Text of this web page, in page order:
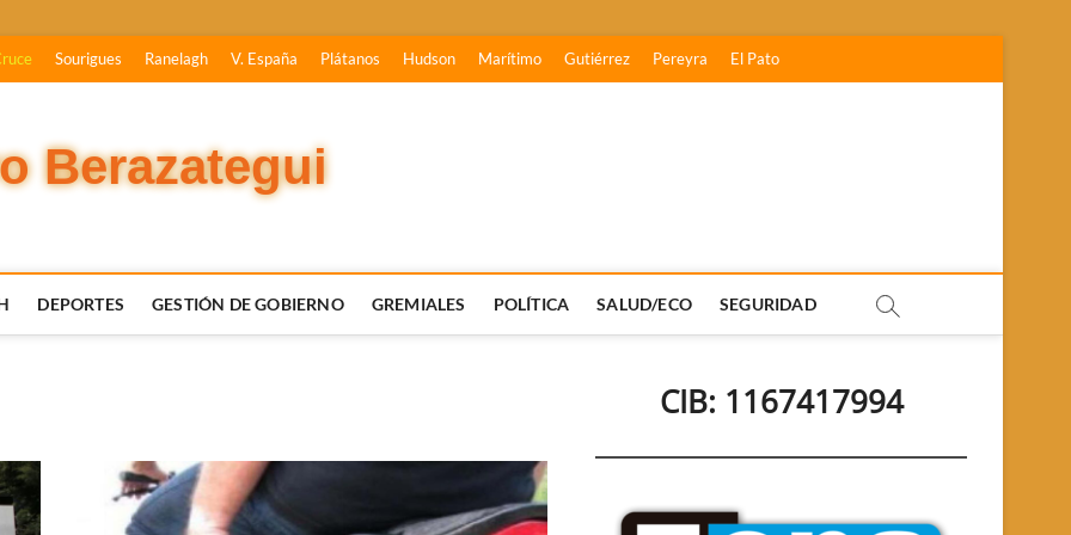
Sourigues Ranelagh V. España Plátanos Hudson Marítimo Gutiérrez Pereyra El Pato
Berazategui
DEPORTES GESTIÓN DE GOBIERNO GREMIALES POLÍTICA SALUD/ECO SEGURIDAD
CIB: 1167417994